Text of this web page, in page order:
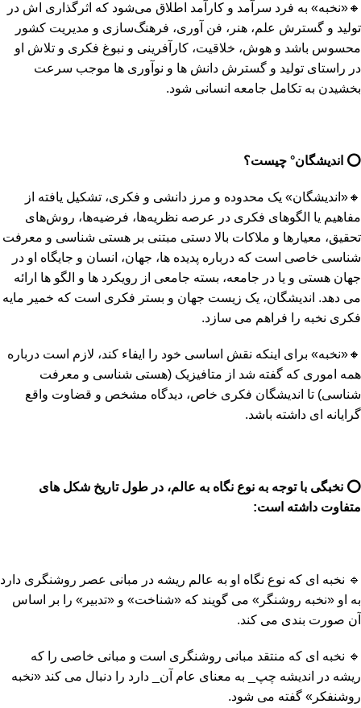
🔸«نخبه» به فرد سرآمد و کارآمد اطلاق می‌شود که اثرگذاری اش در
تولید و گسترش علم، هنر، فن آوری، فرهنگ‌سازی و مدیریت کشور
محسوس باشد و هوش، خلاقیت، کارآفرینی و نبوغ فکری و تلاش او
در راستای تولید و گسترش دانش ها و نوآوری ها موجب سرعت
بخشیدن به تکامل جامعه انسانی شود.
⭕️ اندیشگان° چیست؟
🔸«اندیشگان» یک محدوده و مرز دانشی و فکری، تشکیل یافته از
مفاهیم یا الگوهای فکری در عرصه نظریه‌ها، فرضیه‌ها، روش‌های
تحقیق، معیارها و ملاکات بالا دستی مبتنی بر هستی شناسی و معرفت
شناسی خاصی است که درباره پدیده ها، جهان، انسان و جایگاه او در
جهان هستی و یا در جامعه، بسته جامعی از رویکرد ها و الگو ها ارائه
می دهد. اندیشگان، یک زیست جهان و بستر فکری است که خمیر مایه
فکری نخبه را فراهم می سازد.
🔸«نخبه» برای اینکه نقش اساسی خود را ایفاء کند، لازم است درباره
همه اموری که گفته شد از متافیزیک (هستی شناسی و معرفت
شناسی) تا اندیشگان فکری خاص، دیدگاه مشخص و قضاوت واقع
گرایانه ای داشته باشد.
⭕️ نخبگی با توجه به نوع نگاه به عالم، در طول تاریخ شکل های
متفاوت داشته است:
🔹 نخبه ای که نوع نگاه او به عالم ریشه در مبانی عصر روشنگری دارد
به او «نخبه روشنگر» می گویند که «شناخت» و «تدبیر» را بر اساس
آن صورت بندی می کند.
🔹 نخبه ای که منتقد مبانی روشنگری است و مبانی خاصی را که
ریشه در اندیشه چپ_ به معنای عام آن_ دارد را دنبال می کند «نخبه
روشنفکر» گفته می شود.